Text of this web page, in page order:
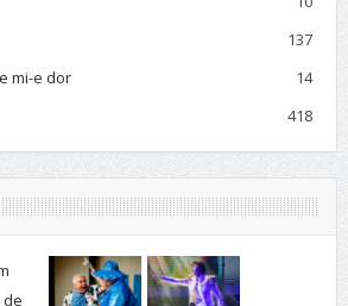
137
mi-e dor
14
418